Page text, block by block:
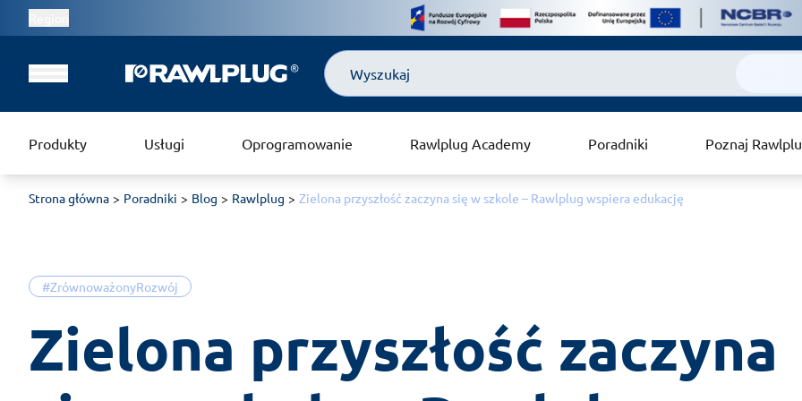
Szukaj
Produkty Usługi Oprogramowanie Rawlplug Academy Poradniki Poznaj
Strona główna Poradniki Blog Rawlplug Zielona przyszłość zaczyna się w szkole – Rawlplug wspiera edukację
#ZrównoważonyRozwój
Zielona przyszłość zaczyna